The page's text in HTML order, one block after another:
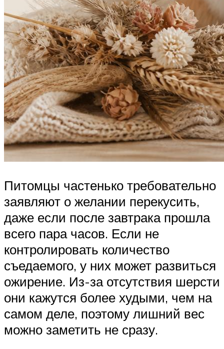
Питомцы частенько требовательно
заявляют о желании перекусить,
даже если после завтрака прошла
всего пара часов. Если не
контролировать количество
съедаемого, у них может развиться
ожирение. Из-за отсутствия шерсти
они кажутся более худыми, чем на
самом деле, поэтому лишний вес
можно заметить не сразу.